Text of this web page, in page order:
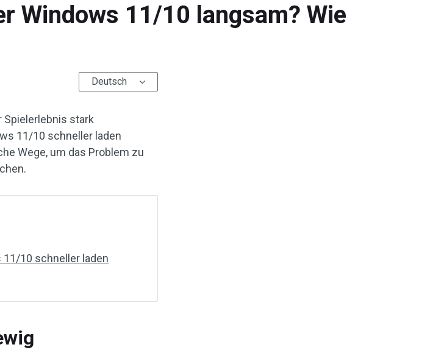
Windows 11/10 langsam? Wie
Deutsch
Spielerlebnis stark
11/10 schneller laden
Wege, um das Problem zu
11/10 schneller laden